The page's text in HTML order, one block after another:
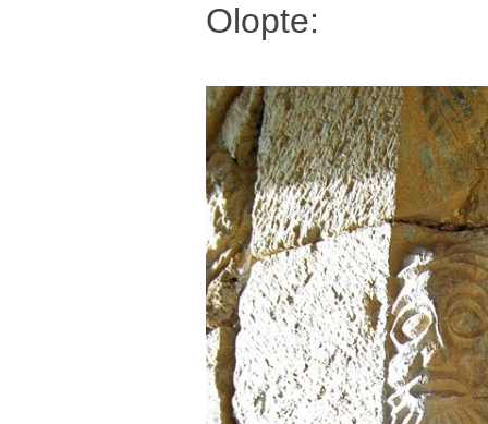
Olopte: